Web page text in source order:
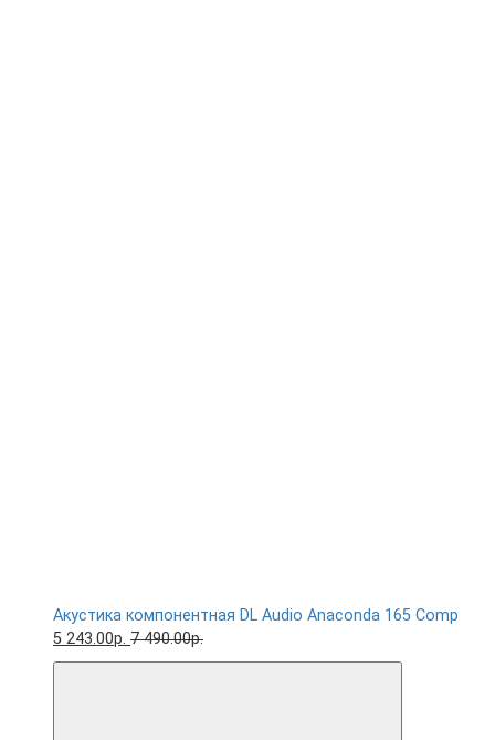
Акустика компонентная DL Audio Anaconda 165 Comp
5 243.00р. 7 490.00р.